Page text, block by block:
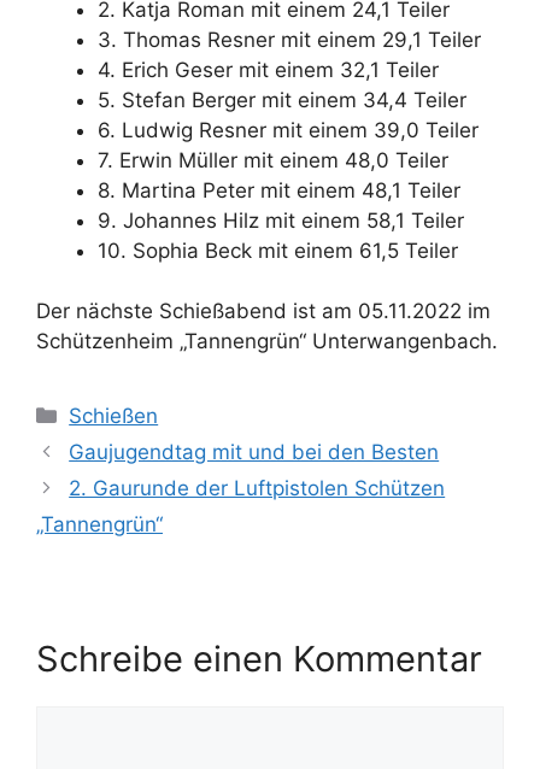
2. Katja Roman mit einem 24,1 Teiler
3. Thomas Resner mit einem 29,1 Teiler
4. Erich Geser mit einem 32,1 Teiler
5. Stefan Berger mit einem 34,4 Teiler
6. Ludwig Resner mit einem 39,0 Teiler
7. Erwin Müller mit einem 48,0 Teiler
8. Martina Peter mit einem 48,1 Teiler
9. Johannes Hilz mit einem 58,1 Teiler
10. Sophia Beck mit einem 61,5 Teiler
Der nächste Schießabend ist am 05.11.2022 im
Schützenheim „Tannengrün“ Unterwangenbach.
Kategorien
Schießen
Gaujugendtag mit und bei den Besten
2. Gaurunde der Luftpistolen Schützen
„Tannengrün“
Schreibe einen Kommentar